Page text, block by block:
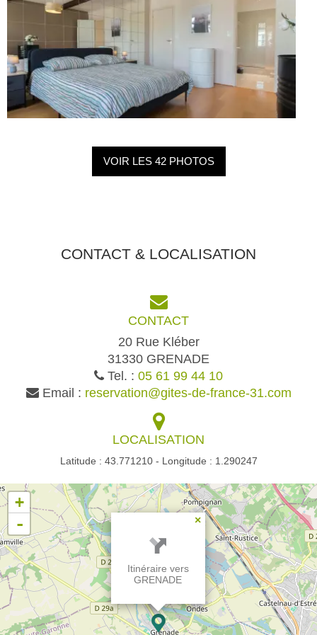
VOIR LES 42 PHOTOS
CONTACT & LOCALISATION
CONTACT
20 Rue Kléber
31330 GRENADE
Tel. : 05 61 99 44 10
Email : reservation@gites-de-france-31.com
LOCALISATION
Latitude : 43.771210 - Longitude : 1.290247
×
Itinéraire vers
GRENADE
+
-